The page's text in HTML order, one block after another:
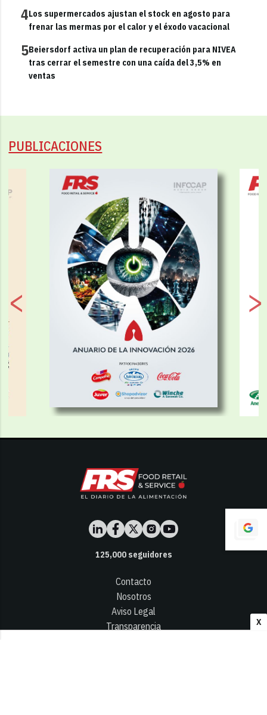
X
4Los supermercados ajustan el stock en agosto para
frenar las mermas por el calor y el éxodo vacacional
5Beiersdorf activa un plan de recuperación para NIVEA
tras cerrar el semestre con una caída del 3,5% en
ventas
PUBLICACIONES
125,000seguidores
Contacto
Nosotros
Aviso Legal
Transparencia